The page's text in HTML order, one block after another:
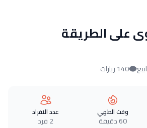
على الطريقة
140 زيارات
وقت الطهي
60 دقيقة
عدد الافراد
2 فرد